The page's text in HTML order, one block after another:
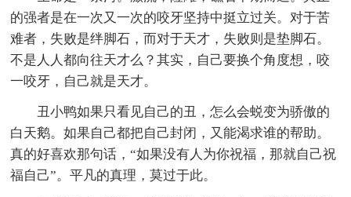
的强者是在一次又一次的咬牙坚持中挺立过关。对于苦
难者，失败是绊脚石，而对于天才，失败则是垫脚石。
不是人人都向往天才么？其实，自己要换个角度想，咬
一咬牙，自己就是天才。
丑小鸭如果只看见自己的丑，怎么会蜕变为骄傲的
白天鹅。如果自己都把自己封闭，又能渴求谁的帮助。
真的好喜欢那句话，“如果没有人为你祝福，那就自己祝
福自己”。平凡的真理，莫过于此。